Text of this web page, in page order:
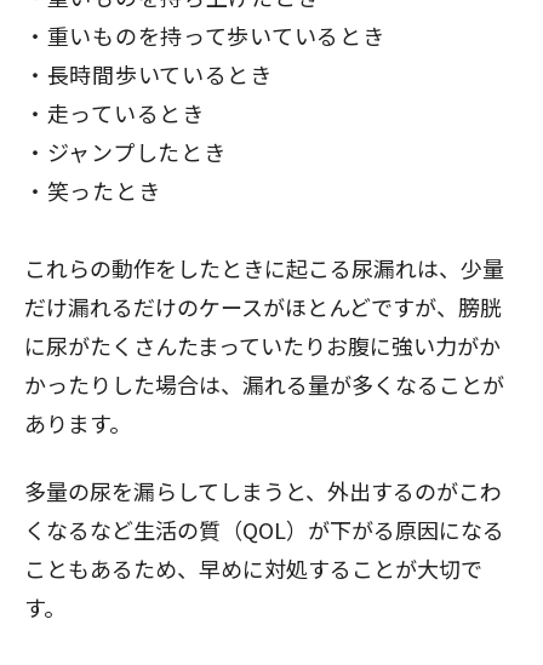
重いものを持って歩いているとき
長時間歩いているとき
走っているとき
ジャンプしたとき
笑ったとき
これらの動作をしたときに起こる尿漏れは、少量
だけ漏れるだけのケースがほとんどですが、膀胱
に尿がたくさんたまっていたりお腹に強い力がか
かったりした場合は、漏れる量が多くなることが
あります。
多量の尿を漏らしてしまうと、外出するのがこわ
くなるなど生活の質（QOL）が下がる原因になる
こともあるため、早めに対処することが大切で
す。